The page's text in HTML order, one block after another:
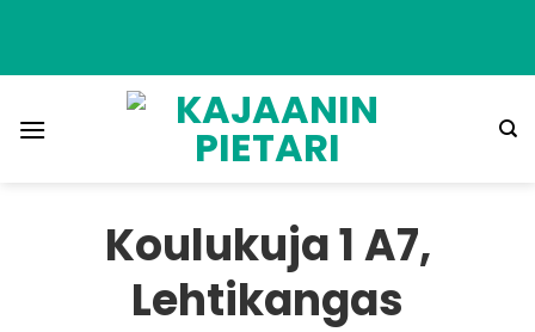
content
Koulukuja 1 A7,
Lehtikangas